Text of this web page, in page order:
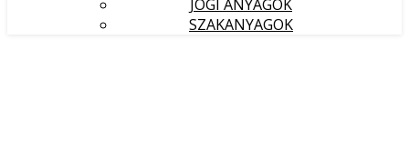
JOGI ANYAGOK
SZAKANYAGOK